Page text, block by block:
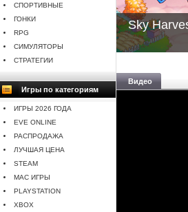
СПОРТИВНЫЕ
ГОНКИ
RPG
СИМУЛЯТОРЫ
СТРАТЕГИИ
Игры по категориям
ИГРЫ 2026 ГОДА
EVE ONLINE
РАСПРОДАЖА
ЛУЧШАЯ ЦЕНА
STEAM
MAC ИГРЫ
PLAYSTATION
XBOX
Sky
Видео